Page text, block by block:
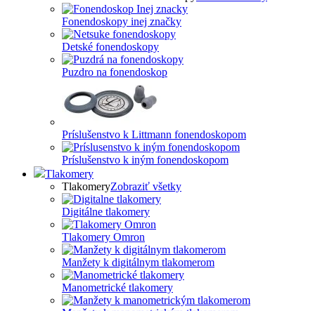
Fonendoskopy inej značky
Detské fonendoskopy
Puzdro na fonendoskop
Príslušenstvo k Littmann fonendoskopom
Príslušenstvo k iným fonendoskopom
Tlakomery
TlakomeryZobraziť všetky
Digitálne tlakomery
Tlakomery Omron
Manžety k digitálnym tlakomerom
Manometrické tlakomery